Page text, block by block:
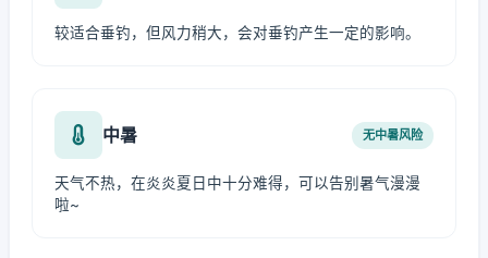
较适合垂钓，但风力稍大，会对垂钓产生一定的影响。
中暑 无中暑风险
天气不热，在炎炎夏日中十分难得，可以告别暑气漫漫
啦~